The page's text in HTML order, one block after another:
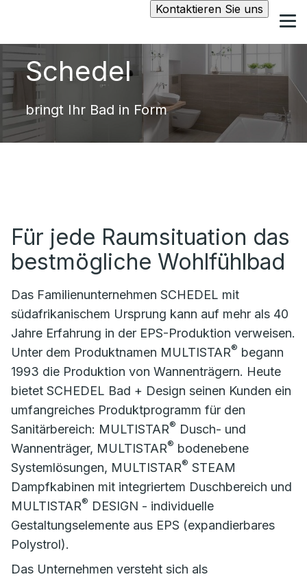
Kontaktieren Sie uns
Schedel
bringt Ihr Bad in Form
Für jede Raumsituation das
bestmögliche Wohlfühlbad
Das Familienunternehmen SCHEDEL mit
südafrikanischem Ursprung kann auf mehr als 40
Jahre Erfahrung in der EPS-Produktion verweisen.
Unter dem Produktnamen MULTISTAR® begann
1993 die Produktion von Wannenträgern. Heute
bietet SCHEDEL Bad + Design seinen Kunden ein
umfangreiches Produktprogramm für den
Sanitärbereich: MULTISTAR® Dusch- und
Wannenträger, MULTISTAR® bodenebene
Systemlösungen, MULTISTAR® STEAM
Dampfkabinen mit integriertem Duschbereich und
MULTISTAR® DESIGN - individuelle
Gestaltungselemente aus EPS (expandierbares
Polystrol).
Das Unternehmen versteht sich als